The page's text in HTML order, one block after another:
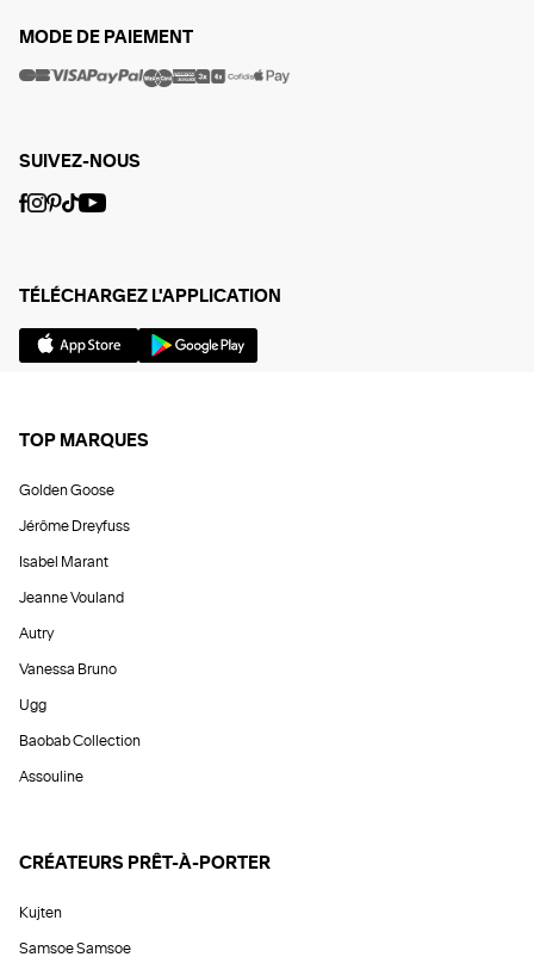
MODE DE PAIEMENT
SUIVEZ-NOUS
TÉLÉCHARGEZ L'APPLICATION
TOP MARQUES
Golden Goose
Jérôme Dreyfuss
Isabel Marant
Jeanne Vouland
Autry
Vanessa Bruno
Ugg
Baobab Collection
Assouline
CRÉATEURS PRÊT-À-PORTER
Kujten
Samsoe Samsoe